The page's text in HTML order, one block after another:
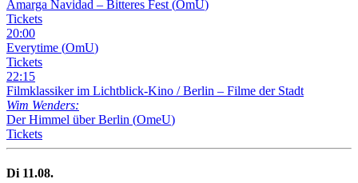
Amarga Navidad – Bitteres Fest (OmU)
Tickets
20:00
Everytime (OmU)
Tickets
22:15
Filmklassiker im Lichtblick-Kino /Berlin – Filme der Stadt
Wim Wenders:
Der Himmel über Berlin (OmeU)
Tickets
Di 11.08.